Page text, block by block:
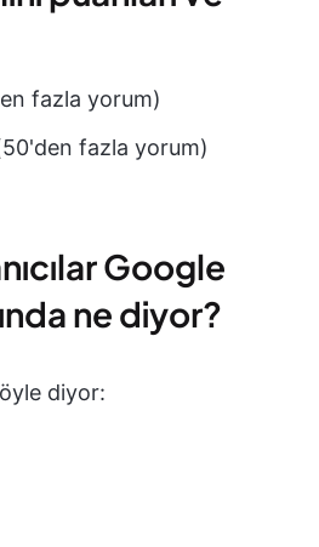
fazla yorum)
fazla yorum)
Google
ne diyor?
diyor: